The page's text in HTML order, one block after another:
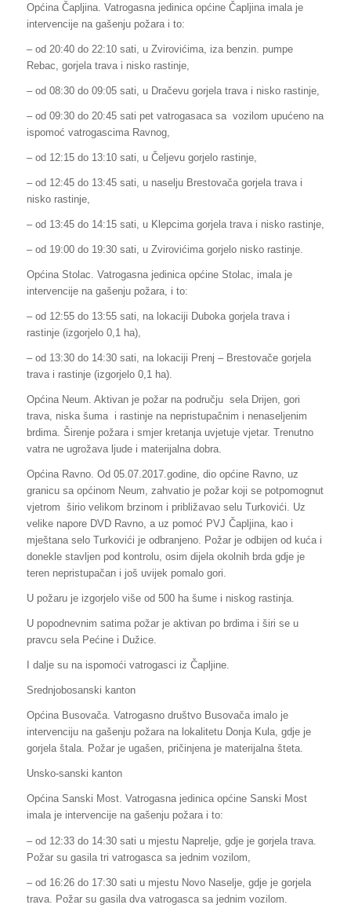
Općina Čapljina. Vatrogasna jedinica općine Čapljina imala je
intervencije na gašenju požara i to:
– od 20:40 do 22:10 sati, u Zvirovićima, iza benzin. pumpe
Rebac, gorjela trava i nisko rastinje,
– od 08:30 do 09:05 sati, u Dračevu gorjela trava i nisko rastinje,
– od 09:30 do 20:45 sati pet vatrogasaca sa vozilom upućeno na
ispomoć vatrogascima Ravnog,
– od 12:15 do 13:10 sati, u Čeljevu gorjelo rastinje,
– od 12:45 do 13:45 sati, u naselju Brestovača gorjela trava i
nisko rastinje,
– od 13:45 do 14:15 sati, u Klepcima gorjela trava i nisko rastinje,
– od 19:00 do 19:30 sati, u Zvirovićima gorjelo nisko rastinje.
Općina Stolac. Vatrogasna jedinica općine Stolac, imala je
intervencije na gašenju požara, i to:
– od 12:55 do 13:55 sati, na lokaciji Duboka gorjela trava i
rastinje (izgorjelo 0,1 ha),
– od 13:30 do 14:30 sati, na lokaciji Prenj – Brestovače gorjela
trava i rastinje (izgorjelo 0,1 ha).
Općina Neum. Aktivan je požar na području sela Drijen, gori
trava, niska šuma i rastinje na nepristupačnim i nenaseljenim
brdima. Širenje požara i smjer kretanja uvjetuje vjetar. Trenutno
vatra ne ugrožava ljude i materijalna dobra.
Općina Ravno. Od 05.07.2017.godine, dio općine Ravno, uz
granicu sa općinom Neum, zahvatio je požar koji se potpomognut
vjetrom širio velikom brzinom i približavao selu Turkovići. Uz
velike napore DVD Ravno, a uz pomoć PVJ Čapljina, kao i
mještana selo Turkovići je odbranjeno. Požar je odbijen od kuća i
donekle stavljen pod kontrolu, osim dijela okolnih brda gdje je
teren nepristupačan i još uvijek pomalo gori.
U požaru je izgorjelo više od 500 ha šume i niskog rastinja.
U popodnevnim satima požar je aktivan po brdima i širi se u
pravcu sela Pećine i Dužice.
I dalje su na ispomoći vatrogasci iz Čapljine.
Srednjobosanski kanton
Općina Busovača. Vatrogasno društvo Busovača imalo je
intervenciju na gašenju požara na lokalitetu Donja Kula, gdje je
gorjela štala. Požar je ugašen, pričinjena je materijalna šteta.
Unsko-sanski kanton
Općina Sanski Most. Vatrogasna jedinica općine Sanski Most
imala je intervencije na gašenju požara i to:
– od 12:33 do 14:30 sati u mjestu Naprelje, gdje je gorjela trava.
Požar su gasila tri vatrogasca sa jednim vozilom,
– od 16:26 do 17:30 sati u mjestu Novo Naselje, gdje je gorjela
trava. Požar su gasila dva vatrogasca sa jednim vozilom.